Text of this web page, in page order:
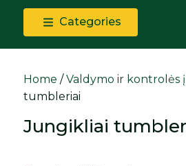
Categories
Home /Valdymo ir kontrolės
tumbleriai
Jungikliai